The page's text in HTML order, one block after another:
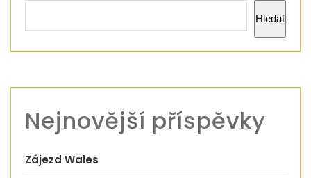
Hledat
Nejnovější příspěvky
Zájezd Wales